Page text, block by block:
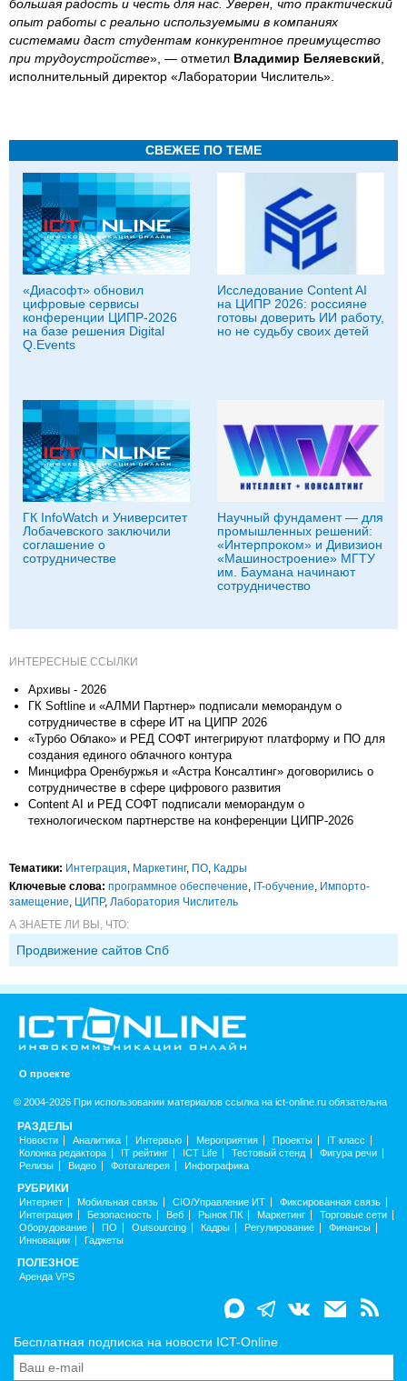
большая радость и честь для нас. Уверен, что практический
опыт работы с реально используемыми в компаниях
системами даст студентам конкурентное преимущество
при трудоустройстве», — отметил Владимир Беляевский
исполнительный директор «Лаборатории Числитель».
СВЕЖЕЕ ПО ТЕМЕ
«Диасофт» обновил
цифровые сервисы
конференции ЦИПР-2026
на базе решения Digital
Q.Events
Исследование Content AI
на ЦИПР 2026: россияне
готовы доверить ИИ работу,
но не судьбу своих детей
ГК InfoWatch и Университет
Лобачевского заключили
соглашение о
сотрудничестве
Научный фундамент — для
промышленных решений:
«Интерпроком» и Дивизион
«Машиностроение» МГТУ
им. Баумана начинают
сотрудничество
ИНТЕРЕСНЫЕ ССЫЛКИ
Архивы - 2026
ГК Softline и «АЛМИ Партнер» подписали меморандум о
сотрудничестве в сфере ИТ на ЦИПР 2026
«Турбо Облако» и РЕД СОФТ интегрируют платформу и ПО для
создания единого облачного контура
Минцифра Оренбуржья и «Астра Консалтинг» договорились о
сотрудничестве в сфере цифрового развития
Content AI и РЕД СОФТ подписали меморандум о
технологическом партнерстве на конференции ЦИПР-2026
Тематики: Интеграция, Маркетинг, ПО, Кадры
Ключевые слова: программное обеспечение, IT-обучение, Импорто­
замещение, ЦИПР, Лаборатория Числитель
А ЗНАЕТЕ ЛИ ВЫ, ЧТО:
Продвижение сайтов Спб
О проекте
© 2004-2026 При использовании материалов ссылка на ict-online.ru обязательна
РАЗДЕЛЫ
Новости Аналитика Интервью Мероприятия Проекты
IT класс
Колонка редактора
IT рейтинг ICT Life Тестовый стенд
Фигура речи
Релизы
Видео Фотогалерея Инфографика
РУБРИКИ
Интернет Мобильная связь CIO/Управление ИТ
Фиксированная связь
Интеграция
Безопасность Веб Рынок ПК Маркетинг
Торговые сети
Оборудование
ПО Outsourcing Кадры Регулирование
Финансы
Инновации
Гаджеты
ПОЛЕЗНОЕ
Аренда VPS
Бесплатная подписка на новости ICT-Online